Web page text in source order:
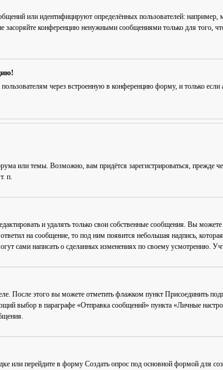
или идентифицируют определённых пользователей:
засоряйте конференцию ненужными сообщениями только для того,
через встроенную в конференцию форму, и только
или темы. Возможно, вам придётся зарегистрироваться, прежде
п.
и удалять только свои собственные сообщения. Вы
на сообщение, то под ним появится небольшая надпись,
сами написать о сделанных изменениях по своему усмотрению.
После этого вы можете отметить флажком пункт Присоединить
выбор в параграфе «Отправка сообщений» пункта «Личные
или перейдите в форму Создать опрос под основной формой для